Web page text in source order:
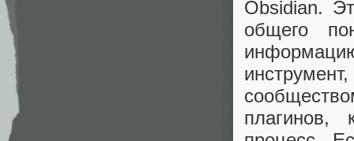
Obsidian.
общего
плагинов,